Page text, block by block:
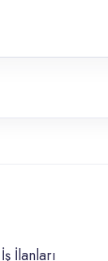
İş İlanları